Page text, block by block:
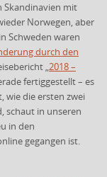
Skandinavien mit
Norwegen, aber
Schweden waren
durch den
„2018 –
fertiggestellt – es
wie die ersten zwei
schaut in unseren
in den
gegangen ist.